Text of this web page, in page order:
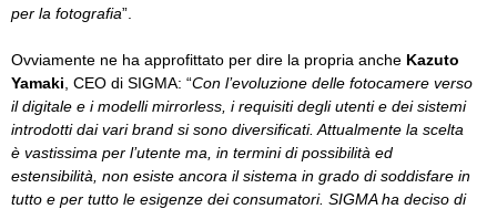
per la fotografia”.
Ovviamente ne ha approfittato per dire la propria anche Kazuto
Yamaki , CEO di SIGMA: “Con l’evoluzione delle fotocamere verso
il digitale e i modelli mirrorless, i requisiti degli utenti e dei sistemi
introdotti dai vari brand si sono diversificati. Attualmente la scelta
è vastissima per l’utente ma, in termini di possibilità ed
estensibilità, non esiste ancora il sistema in grado di soddisfare in
tutto e per tutto le esigenze dei consumatori. SIGMA ha deciso di